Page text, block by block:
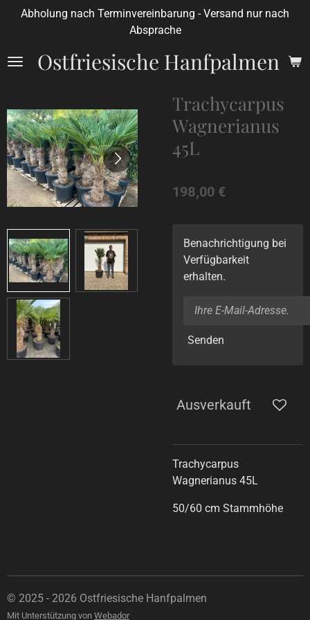
Zum
Ostfriesische Hanfpalmen
Abholung nach Terminvereinbarung - Versand nur nach
Absprache
Trachycarpus
Wagnerianus
45L
198,00 €
Benachrichtigung bei
Verfügbarkeit
erhalten.
Senden
Ausverkauft
Trachycarpus
Wagnerianus 45L
50/60 cm Stammhöhe
© 2025 - 2026 Ostfriesische Hanfpalmen
Mit Unterstützung von Webador